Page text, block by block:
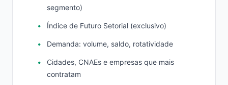
segmento)
Índice de Futuro Setorial (exclusivo)
Demanda: volume, saldo, rotatividade
Cidades, CNAEs e empresas que mais
contratam